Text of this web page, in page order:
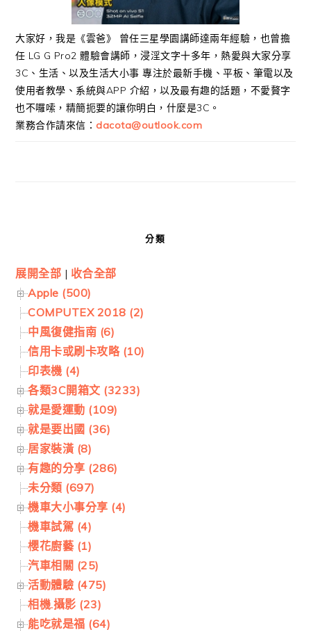
大家好，我是《雲爸》 曾任三星學園講師達兩年經驗，也曾擔
任 LG G Pro2 體驗會講師，浸淫文字十多年，熱愛與大家分享
3C、生活、以及生活大小事 專注於最新手機、平板、筆電以及
使用者教學、系統與APP 介紹，以及最有趣的話題，不愛贅字
也不囉嗦，精簡扼要的讓你明白，什麼是3C。
業務合作請來信： dacota@outlook.com
分類
展開全部 | 收合全部
Apple (500)
COMPUTEX 2018 (2)
中風復健指南 (6)
信用卡或刷卡攻略 (10)
印表機 (4)
各類3C開箱文 (3233)
就是愛運動 (109)
就是要出國 (36)
居家裝潢 (8)
有趣的分享 (286)
未分類 (697)
機車大小事分享 (4)
機車試駕 (4)
櫻花廚藝 (1)
汽車相關 (25)
活動體驗 (475)
相機.攝影 (23)
能吃就是福 (64)